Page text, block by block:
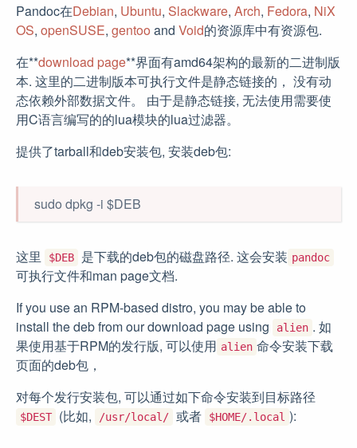
Pandoc在Debian, Ubuntu, Slackware, Arch, Fedora, NiX
OS, openSUSE, gentoo and Void的资源库中有资源包.
在**download page**界面有amd64架构的最新的二进制版
本. 这里的二进制版本可执行文件是静态链接的， 没有动
态依赖外部数据文件。 由于是静态链接, 无法使用需要使
用C语言编写的的lua模块的lua过滤器。
提供了tarball和deb安装包, 安装deb包:
sudo dpkg -i $DEB
这里 $DEB 是下载的deb包的磁盘路径. 这会安装 pandoc
可执行文件和man page文档.
If you use an RPM-based distro, you may be able to
install the deb from our download page using
alien . 如
果使用基于RPM的发行版, 可以使用 alien 命令安装下载
页面的deb包，
对每个发行安装包, 可以通过如下命令安装到目标路径
$DEST (比如, /usr/local/ 或者 $HOME/.local ):